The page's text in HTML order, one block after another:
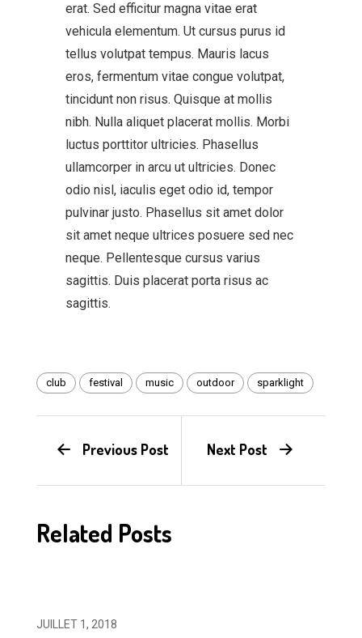
erat. Sed efficitur magna vitae erat
vehicula elementum. Ut cursus purus id
tellus volutpat tempus. Mauris lacus
eros, fermentum vitae congue volutpat,
tincidunt non risus. Quisque at mollis
nibh. Nulla aliquet placerat mollis. Morbi
luctus porttitor ultricies. Phasellus
ullamcorper in arcu ut ultricies. Donec
odio nisl, iaculis eget odio id, tempor
pulvinar justo. Phasellus sit amet dolor
sit amet neque ultrices posuere sed nec
neque. Pellentesque cursus varius
sagittis. Duis placerat porta risus ac
sagittis.
club festival music outdoor sparklight
Previous Post Next Post
Related Posts
JUILLET 1, 2018